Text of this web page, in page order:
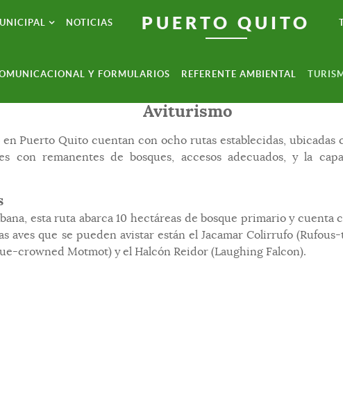
NOTICIAS PUERTO QUITO
Y FORMULARIOS REFERENTE AMBIENTAL
Aviturismo
Puerto Quito cuentan con ocho rutas establecidas, ubicadas
con remanentes de bosques, accesos adecuados, y la
esta ruta abarca 10 hectáreas de bosque primario y cuenta
aves que se pueden avistar están el Jacamar Colirrufo
crowned Motmot) y el Halcón Reidor (Laughing Falcon).